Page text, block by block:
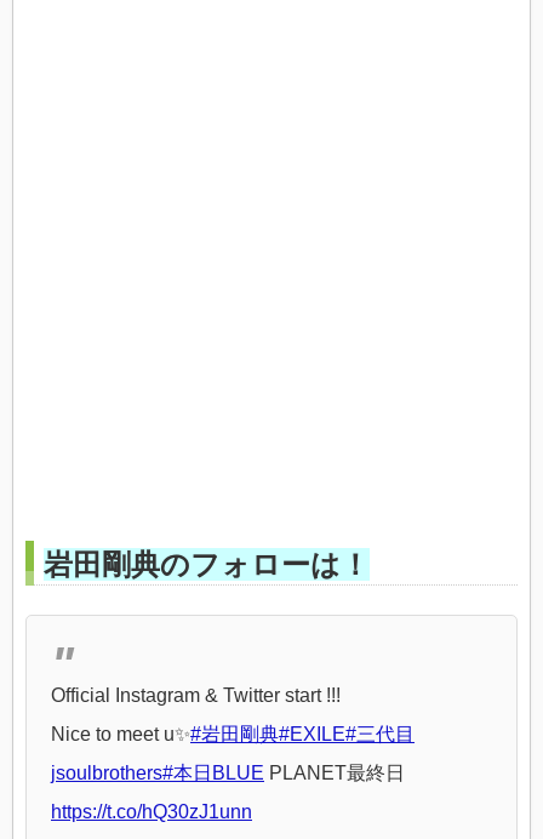
岩田剛典のフォローは！
Official Instagram & Twitter start !!!
Nice to meet u✨#岩田剛典#EXILE#三代目
jsoulbrothers#本日BLUE PLANET最終日
https://t.co/hQ30zJ1unn